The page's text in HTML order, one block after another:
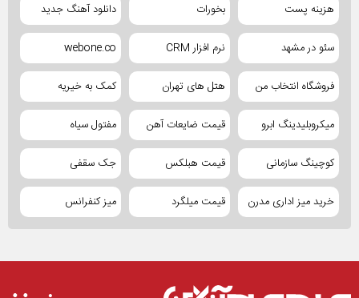
هزینه پست بخورات دانلود آهنگ جدید
سئو در مشهد نرم افزار CRM webone.co
فروشگاه انتخاب من هتل های تهران کمک به خیریه
میکروبلیدینگ ابرو قیمت ضایعات آهن مفتول سیاه
کوچینگ سازمانی قیمت هبلکس جک سقفی
خرید میز اداری مدرن قیمت میلگرد میز کنفرانس